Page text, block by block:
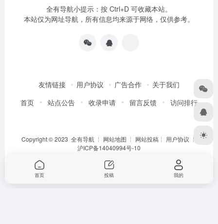
全有导航小提示：按 Ctrl+D 可收藏本站。
本站仅为网址导航，所有信息均来源于网络，仅供参考。
友情链接 用户协议 广告合作
关于我们
首页
站点公告 收录申请 留言反馈 访问排行
Copyright © 2023 全有导航 ╎ 网站地图 ╎ 网站投稿 ╎ 用户协议 ╎
沪ICP备14040994号-10
首页 投稿 我的